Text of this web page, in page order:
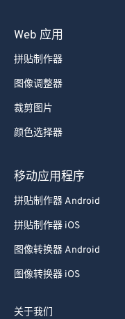
Web 应用
拼贴制作器
图像调整器
裁剪图片
颜色选择器
移动应用程序
拼贴制作器 Android
拼贴制作器 iOS
图像转换器 Android
图像转换器 iOS
关于我们